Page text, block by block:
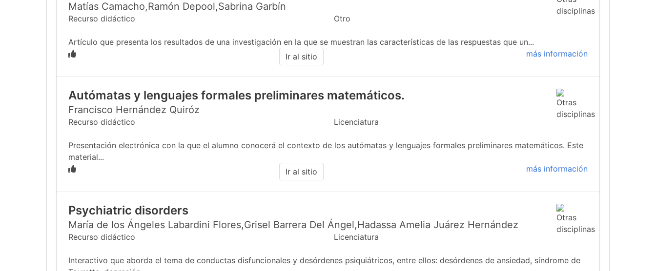
Matías Camacho,Ramón Depool,Sabrina Garbín
Recurso didáctico Otro
Artículo que presenta los resultados de una investigación en la que se muestran las características de las respuestas que un...
más información
Ir al sitio
Autómatas y lenguajes formales preliminares matemáticos.
Francisco Hernández Quiróz
Recurso didáctico Licenciatura
Presentación electrónica con la que el alumno conocerá el contexto de los autómatas y lenguajes formales preliminares matemáticos. Este
material...
más información
Ir al sitio
Psychiatric disorders
María de los Ángeles Labardini Flores,Grisel Barrera Del Ángel,Hadassa Amelia Juárez Hernández
Recurso didáctico Licenciatura
Interactivo que aborda el tema de conductas disfuncionales y desórdenes psiquiátricos, entre ellos: desórdenes de ansiedad, síndrome de